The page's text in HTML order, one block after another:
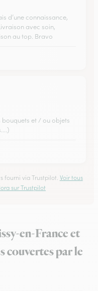
d’une connaissance,
avec soin,
au top. Bravo
et / ou objets
fourni via Trustpilot. Voir tous
sur Trustpilot
en-France et
couvertes par le